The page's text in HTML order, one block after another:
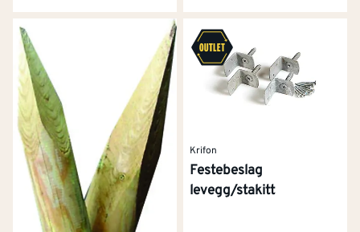
Krifon
Festebeslag
levegg/stakitt